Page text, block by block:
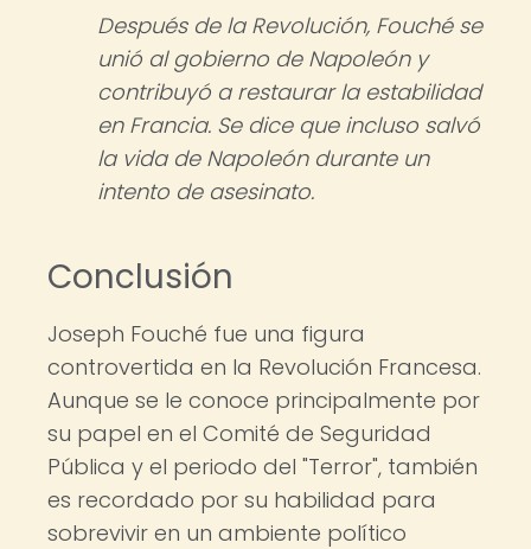
Después de la Revolución, Fouché se
unió al gobierno de Napoleón y
contribuyó a restaurar la estabilidad
en Francia. Se dice que incluso salvó
la vida de Napoleón durante un
intento de asesinato.
Conclusión
Joseph Fouché fue una figura
controvertida en la Revolución Francesa.
Aunque se le conoce principalmente por
su papel en el Comité de Seguridad
Pública y el periodo del "Terror", también
es recordado por su habilidad para
sobrevivir en un ambiente político